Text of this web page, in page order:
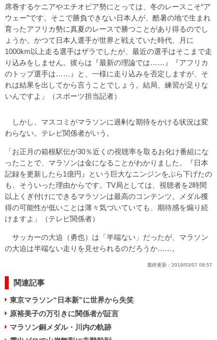
席巻するケニアやエチオピア勢にとっては、冬のレースこそ“ア
ウェー”です。そこで勝負できない日本人が、酷暑の地で生まれ
育ったアフリカ勢に真夏のレースで勝つことがあり得るのでし
ょうか。かつて日本人選手が世界と戦えていた時代、月に
1000km以上走る選手はザラでしたが、最近の選手はそこまで走
り込みをしません。彼らは『最新の理論では……』『アフリカ
のトップ選手は……』と、一様に走り込みを否定しますが、そ
れは結果を出してから言うことでしょう。結局、練習が足りな
いんですよ」（スポーツ担当記者）
しかし、マスコミがマラソンに過剰な期待をかける状況は変
わらない。テレビ関係者がいう。
「お正月の箱根駅伝が30％近くの視聴率を取るお化け番組にな
ったことで、マラソンは金になることがわかりました。『日本
記録を更新したら1億円』という巨大なニンジンをぶら下げたの
も、そういった理由からです。TV局としては、視聴者を2時間
以上くぎ付けにできるマラソンは最高のコンテンツ。メダル獲
得の可能性が低いことは薄々気づいていても、期待感を煽り続
けますよ」（テレビ関係者）
サッカーの大迫（勇也）は「半端ない」だったが、マラソン
の大迫は半端ない走りを見せられるのだろうか……。
最終更新： 2019/03/07 09:57
関連記事
東京マラソン“日本新”に世界から失笑
原裕美子の万引きに関係者が証言
マラソン銅メダル・川内の軌跡